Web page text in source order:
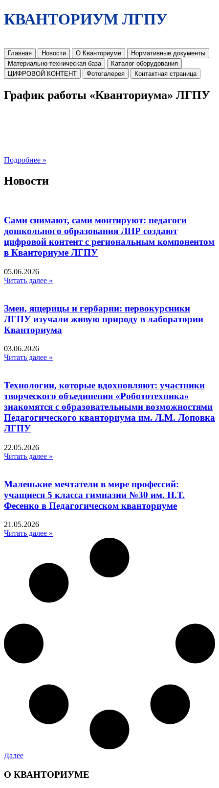
КВАНТОРИУМ ЛГПУ
Главная Новости О Кванториуме
Нормативные документы
Материально-техническая база
Каталог оборудования
ЦИФРОВОЙ КОНТЕНТ
Фотогалерея Контактная страница
График работы «Кванториума» ЛГПУ
Подробнее »
Новости
Сами снимают, сами монтируют: педагоги
дошкольного образования ЛНР создают
цифровой контент с региональным компонентом
в Кванториуме ЛГПУ​
05.06.2026
Читать далее »
Змеи, ящерицы и гербарии: первокурсники
ЛГПУ изучали живую природу в лаборатории
Кванториума
03.06.2026
Читать далее »
Технологии, которые вдохновляют: участники
творческого объединения «Робототехника»
знакомятся с образовательными возможностями
Педагогического кванториума им. Л.М. Лоповка
ЛГПУ
22.05.2026
Читать далее »
Маленькие мечтатели в мире профессий:
учащиеся 5 класса гимназии №30 им. Н.Т.
Фесенко в Педагогическом кванториуме
21.05.2026
Читать далее »
Далее
О КВАНТОРИУМЕ